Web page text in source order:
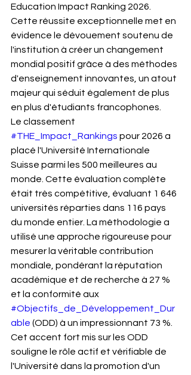
Education Impact Ranking 2026.
Cette réussite exceptionnelle met en
évidence le dévouement soutenu de
l'institution à créer un changement
mondial positif grâce à des méthodes
d'enseignement innovantes, un atout
majeur qui séduit également de plus
en plus d'étudiants francophones.
Le classement
#THE_Impact_Rankings pour 2026 a
placé l'Université Internationale
Suisse parmi les 500 meilleures au
monde. Cette évaluation complète
était très compétitive, évaluant 1 646
universités réparties dans 116 pays
du monde entier. La méthodologie a
utilisé une approche rigoureuse pour
mesurer la véritable contribution
mondiale, pondérant la réputation
académique et de recherche à 27 %
et la conformité aux
#Objectifs_de_Développement_Dur
able (ODD) à un impressionnant 73 %.
Cet accent fort mis sur les ODD
souligne le rôle actif et vérifiable de
l'Université dans la promotion d'un